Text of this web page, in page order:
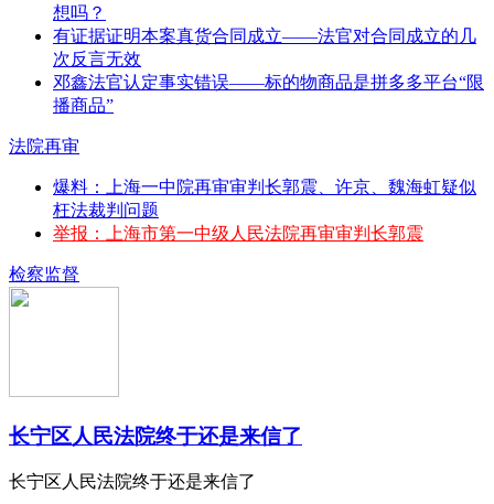
想吗？
有证据证明本案真货合同成立——法官对合同成立的几
次反言无效
邓鑫法官认定事实错误——标的物商品是拼多多平台“限
播商品”
法院再审
爆料：上海一中院再审审判长郭震、许京、魏海虹疑似
枉法裁判问题
举报：上海市第一中级人民法院再审审判长郭震
检察监督
长宁区人民法院终于还是来信了
长宁区人民法院终于还是来信了